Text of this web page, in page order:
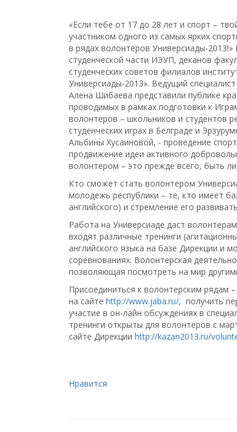
«Если тебе от 17 до 28 лет и спорт –
участником одного из самых ярких
в рядах волонтеров Универсиады-
студенческой части ИЭУП, деканов
студенческих советов филиалов
Универсиады-2013». Ведущий
Алена Шибаева представили публике
проводимых в рамках подготовки к
волонтеров – школьников и студентов
студенческих играх в Белграде и
Альбины Хусаиновой, - проведение
продвижение идеи активного
волонтером – это прежде всего, быть
Кто сможет стать волонтером
молодежь республики – те, кто имеет
английского) и стремление его
Работа на Универсиаде даст
входят различные тренинги
английского языка на базе Дирекции и
соревнованиях. Волонтерская
позволяющая посмотреть на мир
Присоединиться к волонтерским рядам
на сайте http://www.jaba.ru/, получить
участие в он-лайн обсуждениях в
тренинги открыты для волонтеров с
сайте Дирекции http://kazan2013.ru/
Нравится